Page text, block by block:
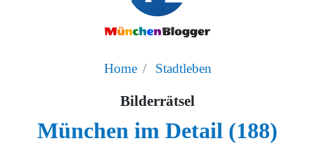
Home Stadtleben
Bilderrätsel
München im Detail (188)